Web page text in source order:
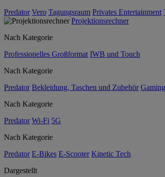
Predator Vero Tagungsraum Privates Entertainment
Projektionsrechner
Nach Kategorie
Professionelles Großformat IWB und Touch
Nach Kategorie
Predator Bekleidung, Taschen und Zubehör Gaming
Nach Kategorie
Predator Wi-Fi 5G
Nach Kategorie
Predator E-Bikes E-Scooter Kinetic Tech
Dargestellt